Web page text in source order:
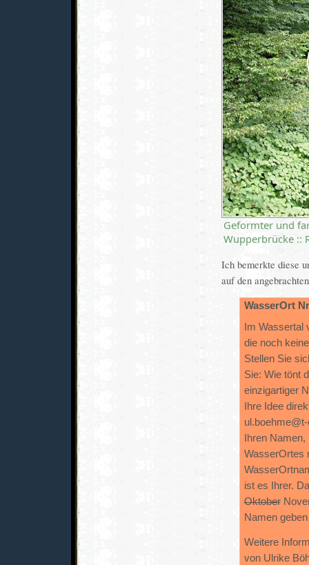
Geformter und
Wupperbrücke ::
Ich bemerkte diese
auf den
WasserOrt
Im Wassertal
die noch
Stellen Sie
Sie: Wie tönt
einzigartiger
Ihre Idee
Ihren
WasserOrtes
ist es Ihrer.
Oktober
Namen
Weitere
von Ulrike